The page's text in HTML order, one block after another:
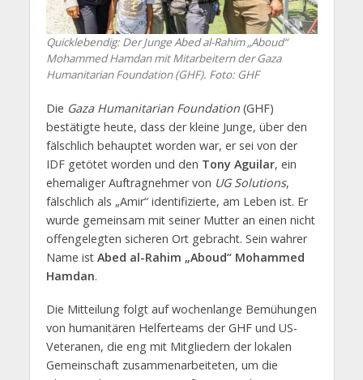
Quicklebendig: Der Junge Abed al-Rahim „Aboud“
Mohammed Hamdan mit Mitarbeitern der Gaza
Humanitarian Foundation (GHF). Foto: GHF
Die Gaza Humanitarian Foundation(GHF)
bestätigte heute, dass der kleine Junge, über den
fälschlich behauptet worden war, er sei von der
IDF getötet worden und den Tony Aguilar, ein
ehemaliger Auftragnehmer von UG Solutions,
fälschlich als „Amir“ identifizierte, am Leben ist. Er
wurde gemeinsam mit seiner Mutter an einen nicht
offengelegten sicheren Ort gebracht. Sein wahrer
Name istAbed al-Rahim „Aboud“ Mohammed
Hamdan.
Die Mitteilung folgt auf wochenlange Bemühungen
von humanitären Helferteams der GHF und US-
Veteranen, die eng mit Mitgliedern der lokalen
Gemeinschaft zusammenarbeiteten, um die